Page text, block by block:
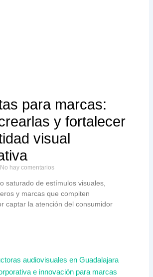
para marcas:
y fortalecer
visual
No hay comentarios
saturado de estímulos visuales,
y marcas que compiten
captar la atención del consumidor